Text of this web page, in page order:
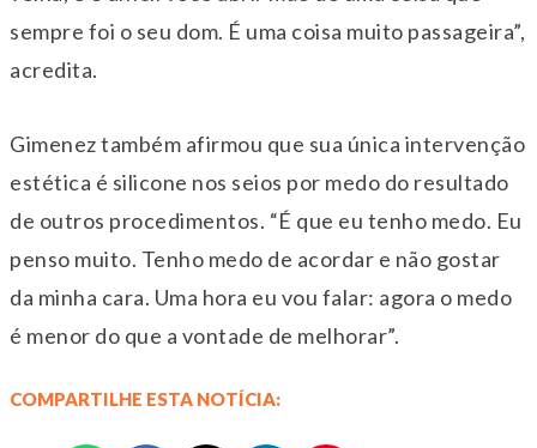
sempre foi o seu dom. É uma coisa muito passageira”,
acredita.
Gimenez também afirmou que sua única intervenção
estética é silicone nos seios por medo do resultado
de outros procedimentos. “É que eu tenho medo. Eu
penso muito. Tenho medo de acordar e não gostar
da minha cara. Uma hora eu vou falar: agora o medo
é menor do que a vontade de melhorar”.
COMPARTILHE ESTA NOTÍCIA: